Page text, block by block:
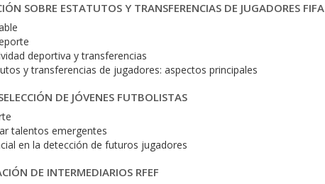
SOBRE ESTATUTOS Y TRANSFERENCIAS DE JUGADORES FIFA
deportiva y transferencias
y transferencias de jugadores: aspectos principales
DE JÓVENES FUTBOLISTAS
talentos emergentes
en la detección de futuros jugadores
DE INTERMEDIARIOS RFEF